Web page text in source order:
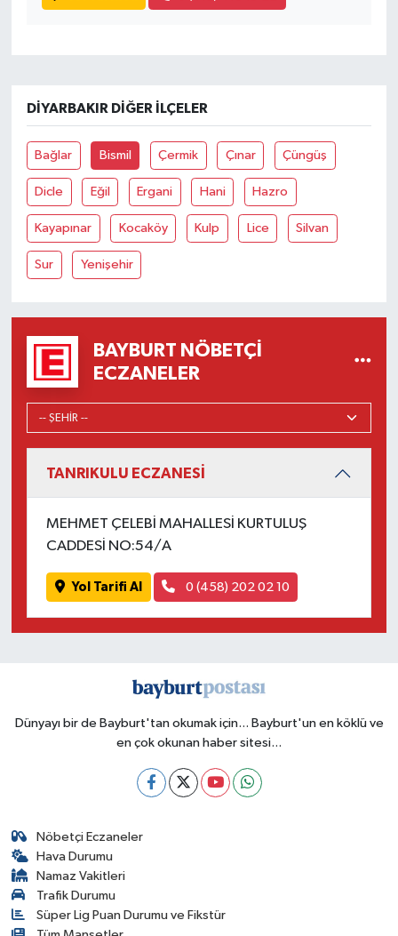
DIYARBAKIR DIĞER İLÇELER
Bağlar Bismil Çermik Çınar Çüngüş
Dicle Eğil Ergani Hani Hazro
Kayapınar Kocaköy Kulp Lice Silvan
Sur Yenişehir
BAYBURT NÖBETÇI
ECZANELER
TANRIKULU ECZANESİ
MEHMET ÇELEBİ MAHALLESİ KURTULUŞ
CADDESİ NO:54/A
Yol Tarifi Al 0 (458) 202 02 10
Dünyayı bir de Bayburt'tan okumak için... Bayburt'un en köklü ve
en çok okunan haber sitesi...
Nöbetçi Eczaneler
Hava Durumu
Namaz Vakitleri
Trafik Durumu
Süper Lig Puan Durumu ve Fikstür